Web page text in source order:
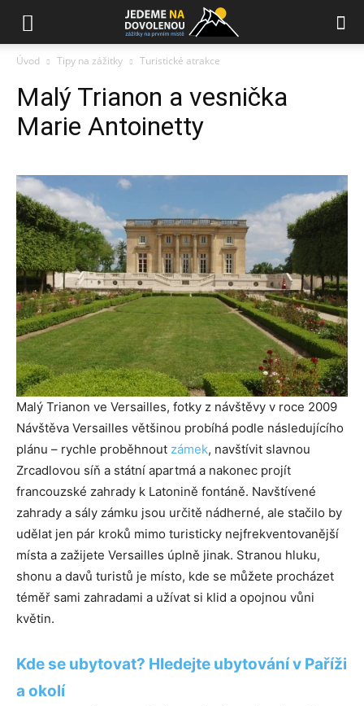
Úvod Tipy na zážitky Turistické atrakce
Malý Trianon a vesnička
Marie Antoinetty
Malý Trianon ve Versailles, fotky z návštěvy v roce 2009
Návštěva Versailles většinou probíhá podle následujícího
plánu – rychle proběhnout zámek, navštívit slavnou
Zrcadlovou síň a státní apartmá a nakonec projít
francouzské zahrady k Latonině fontáně. Navštívené
zahrady a sály zámku jsou určitě nádherné, ale stačilo by
udělat jen pár kroků mimo turisticky nejfrekventovanější
místa a zažijete Versailles úplně jinak. Stranou hluku,
shonu a davů turistů je místo, kde se můžete procházet
téměř sami zahradami a užívat si klid a opojnou vůni
květin.
Kde se ubytovat? Hledejte ubytování v Paříži
a okolí